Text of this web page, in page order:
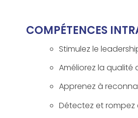
COMPÉTENCES
Stimulez le
Améliorez la
Apprenez à
Détectez et rompez